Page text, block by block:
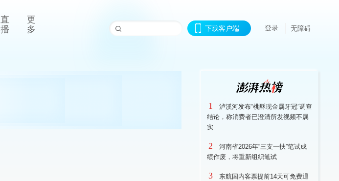
直
播
更
多
下载客户端 登录 无障碍
1
泸溪河发布“桃酥现金属牙冠”调查
结论，称消费者已澄清所发视频不属
实
2
河南省2026年“三支一扶”笔试成
绩作废，将重新组织笔试
3
东航国内客票提前14天可免费退